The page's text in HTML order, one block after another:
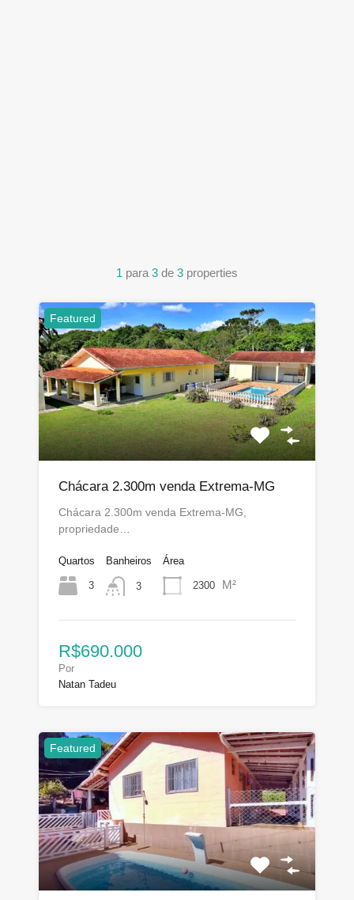
1 para3 de 3 properties
Featured
Chácara 2.300m venda Extrema-MG
Chácara 2.300m venda Extrema-MG,
propriedade…
Quartos
3
Banheiros
3
Área
2300 M²
R$690.000
Por
Natan Tadeu
Featured